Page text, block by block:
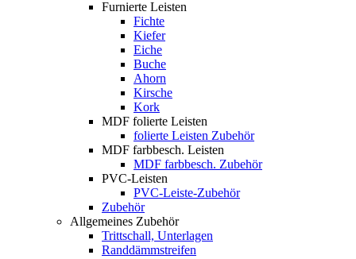
Furnierte Leisten
Fichte
Kiefer
Eiche
Buche
Ahorn
Kirsche
Kork
MDF folierte Leisten
folierte Leisten Zubehör
MDF farbbesch. Leisten
MDF farbbesch. Zubehör
PVC-Leisten
PVC-Leiste-Zubehör
Zubehör
Allgemeines Zubehör
Trittschall, Unterlagen
Randdämmstreifen